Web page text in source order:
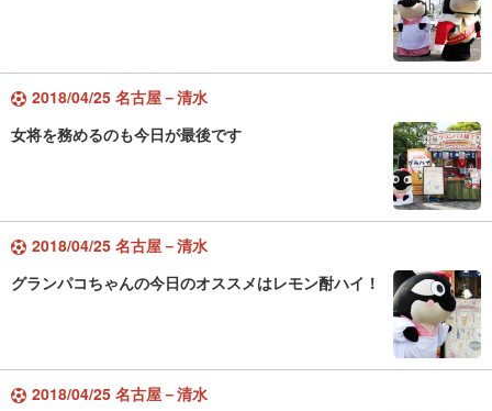
2018/04/25 名古屋－清水
女将を務めるのも今日が最後です
2018/04/25 名古屋－清水
グランパコちゃんの今日のオススメはレモン酎ハイ！
2018/04/25 名古屋－清水